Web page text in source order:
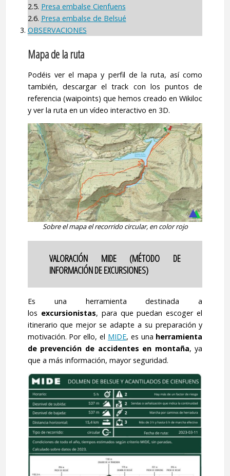
2.5. Presa embalse Cienfuens
2.6. Presa embalse de Belsué
OBSERVACIONES
Mapa de la ruta
Podéis ver el mapa y perfil de la ruta, así como
también, descargar el track con los puntos de
referencia (waipoints) que hemos creado en Wikiloc
y ver la ruta en un vídeo interactivo en 3D.
Sobre el mapa el recorrido circular, en color rojo
VALORACIÓN MIDE (MÉTODO DE
INFORMACIÓN DE EXCURSIONES)
Es una herramienta destinada a
los excursionistas, para que puedan escoger el
itinerario que mejor se adapte a su preparación y
motivación. Por ello, el MIDE, es una herramienta
de prevención de accidentes en montaña, ya
que a más información, mayor seguridad.